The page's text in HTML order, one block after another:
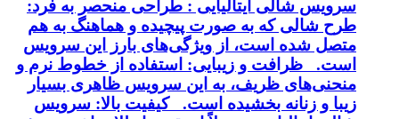
سرویس شالی ایتالیایی : طراحی منحصر به فرد:
طرح شالی که به صورت پیچیده و هماهنگ به هم
متصل شده است، از ویژگی‌های بارز این سرویس
است. ظرافت و زیبایی: استفاده از خطوط نرم و
منحنی‌های ظریف، به این سرویس ظاهری بسیار
زیبا و زنانه بخشیده است. کیفیت بالا: سرویس